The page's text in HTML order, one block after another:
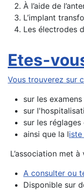
À l’aide de
L’implant
Les électrodes
Etes-
Vous trouverez sur
sur les
sur
sur les
ainsi que la l
L’association met
A consulter ou
Disponible sur